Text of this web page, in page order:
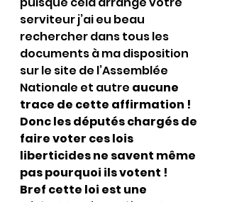
serviteur j’ai eu beau
rechercher dans tous les
documents à ma disposition
sur le site de l’Assemblée
Nationale et autre aucune
trace de cette affirmation !
Donc les députés chargés de
faire voter ces lois
liberticides ne savent même
pas pourquoi ils votent !
Bref cette loi est une